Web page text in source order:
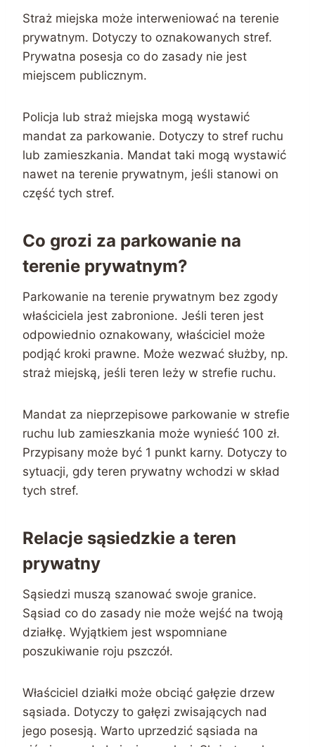
Straż miejska może interweniować na terenie
prywatnym. Dotyczy to oznakowanych stref.
Prywatna posesja co do zasady nie jest
miejscem publicznym.
Policja lub straż miejska mogą wystawić
mandat za parkowanie. Dotyczy to stref ruchu
lub zamieszkania. Mandat taki mogą wystawić
nawet na terenie prywatnym, jeśli stanowi on
część tych stref.
Co grozi za parkowanie na
terenie prywatnym?
Parkowanie na terenie prywatnym bez zgody
właściciela jest zabronione. Jeśli teren jest
odpowiednio oznakowany, właściciel może
podjąć kroki prawne. Może wezwać służby, np.
straż miejską, jeśli teren leży w strefie ruchu.
Mandat za nieprzepisowe parkowanie w strefie
ruchu lub zamieszkania może wynieść 100 zł.
Przypisany może być 1 punkt karny. Dotyczy to
sytuacji, gdy teren prywatny wchodzi w skład
tych stref.
Relacje sąsiedzkie a teren
prywatny
Sąsiedzi muszą szanować swoje granice.
Sąsiad co do zasady nie może wejść na twoją
działkę. Wyjątkiem jest wspomniane
poszukiwanie roju pszczół.
Właściciel działki może obciąć gałęzie drzew
sąsiada. Dotyczy to gałęzi zwisających nad
jego posesją. Warto uprzedzić sąsiada na